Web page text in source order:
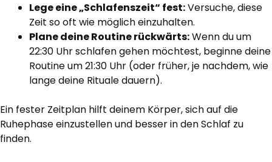
Lege eine „Schlafenszeit“ fest:Versuche, diese
Zeit so oft wie möglich einzuhalten.
Plane deine Routine rückwärts:Wenn du um
22:30 Uhr schlafen gehen möchtest, beginne deine
Routine um 21:30 Uhr (oder früher, je nachdem, wie
lange deine Rituale dauern).
Ein fester Zeitplan hilft deinem Körper, sich auf die
Ruhephase einzustellen und besser in den Schlaf zu
finden.